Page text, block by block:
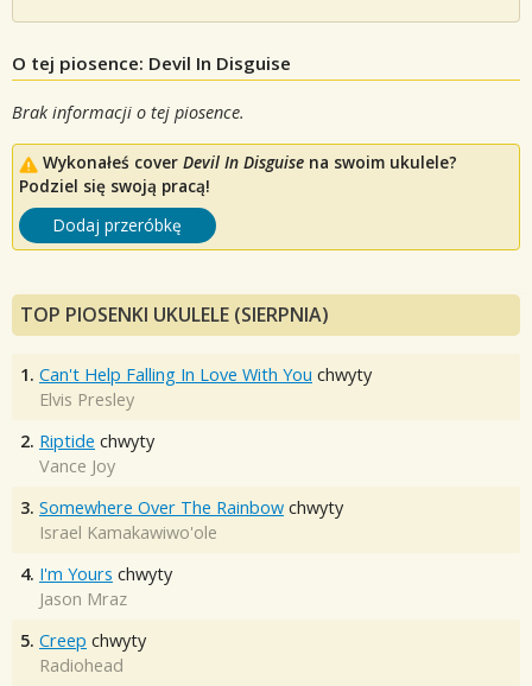
O tej piosence: Devil In Disguise
Brak informacji o tej piosence.
Wykonałeś cover Devil In Disguise na swoim ukulele?
Podziel się swoją pracą!
Dodaj przeróbkę
TOP PIOSENKI UKULELE (SIERPNIA)
1. Can't Help Falling In Love With You chwyty
Elvis Presley
2. Riptide chwyty
Vance Joy
3. Somewhere Over The Rainbow chwyty
Israel Kamakawiwo'ole
4. I'm Yours chwyty
Jason Mraz
5. Creep chwyty
Radiohead